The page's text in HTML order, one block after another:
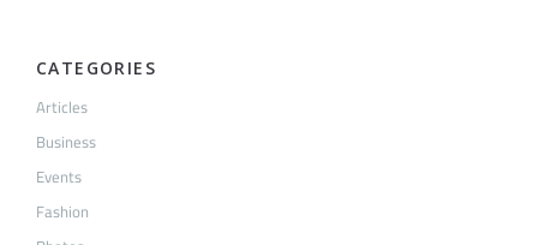
CATEGORIES
Articles
Business
Events
Fashion